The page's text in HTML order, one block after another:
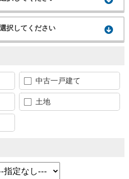
択してください
中古一戸建て
土地